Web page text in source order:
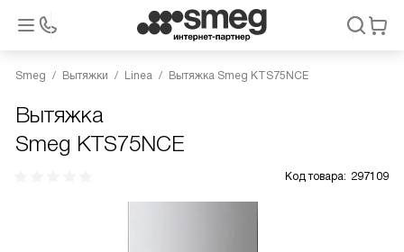
Smeg Вытяжки Linea Вытяжка Smeg KTS75NCE
Вытяжка
Smeg KTS75NCE
Код товара: 297109